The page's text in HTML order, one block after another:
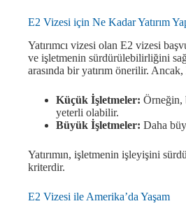
E2 Vizesi için Ne Kadar Yatırım
Yatırımcı vizesi olan E2 vizesi
ve işletmenin sürdürülebilirliğini
arasında bir yatırım önerilir. Ancak,
Küçük İşletmeler: Örneğin,
yeterli olabilir.
Büyük İşletmeler: Daha
Yatırımın, işletmenin işleyişini
kriterdir.
E2 Vizesi ile Amerika’da Yaşam